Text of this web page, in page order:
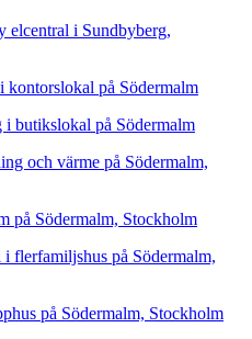
elcentral i Sundbyberg,
kontorslokal på Södermalm
butikslokal på Södermalm
och värme på Södermalm,
på Södermalm, Stockholm
flerfamiljshus på Södermalm,
på Södermalm, Stockholm